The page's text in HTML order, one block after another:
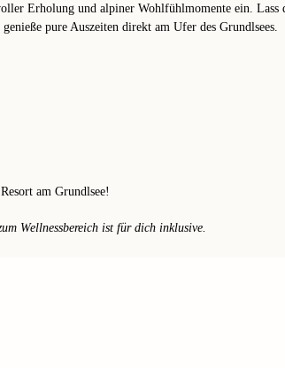
Erholung und alpiner Wohlfühlmomente ein. Lass
pure Auszeiten direkt am Ufer des Grundlsees.
am Grundlsee!
Wellnessbereich ist für dich inklusive.